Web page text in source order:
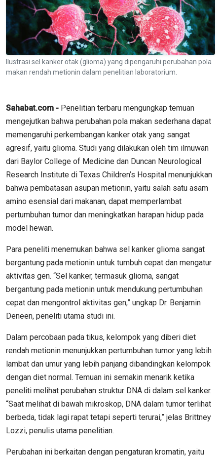
Ilustrasi sel kanker otak (glioma) yang dipengaruhi perubahan pola
makan rendah metionin dalam penelitian laboratorium.
Sahabat.com - Penelitian terbaru mengungkap temuan
mengejutkan bahwa perubahan pola makan sederhana dapat
memengaruhi perkembangan kanker otak yang sangat
agresif, yaitu glioma. Studi yang dilakukan oleh tim ilmuwan
dari Baylor College of Medicine dan Duncan Neurological
Research Institute di Texas Children’s Hospital menunjukkan
bahwa pembatasan asupan metionin, yaitu salah satu asam
amino esensial dari makanan, dapat memperlambat
pertumbuhan tumor dan meningkatkan harapan hidup pada
model hewan.
Para peneliti menemukan bahwa sel kanker glioma sangat
bergantung pada metionin untuk tumbuh cepat dan mengatur
aktivitas gen. “Sel kanker, termasuk glioma, sangat
bergantung pada metionin untuk mendukung pertumbuhan
cepat dan mengontrol aktivitas gen,” ungkap Dr. Benjamin
Deneen, peneliti utama studi ini.
Dalam percobaan pada tikus, kelompok yang diberi diet
rendah metionin menunjukkan pertumbuhan tumor yang lebih
lambat dan umur yang lebih panjang dibandingkan kelompok
dengan diet normal. Temuan ini semakin menarik ketika
peneliti melihat perubahan struktur DNA di dalam sel kanker.
“Saat melihat di bawah mikroskop, DNA dalam tumor terlihat
berbeda, tidak lagi rapat tetapi seperti terurai,” jelas Brittney
Lozzi, penulis utama penelitian.
Perubahan ini berkaitan dengan pengaturan kromatin, yaitu